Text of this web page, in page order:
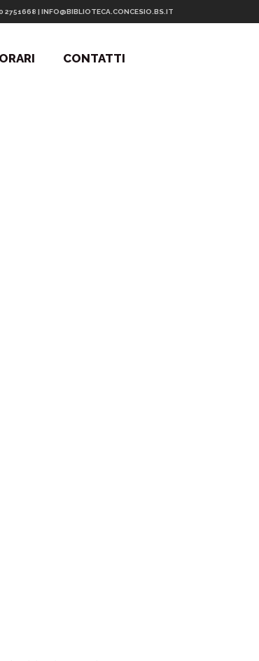
2751668 | INFO@BIBLIOTECA.CONCESIO.BS.IT
ORARI CONTATTI